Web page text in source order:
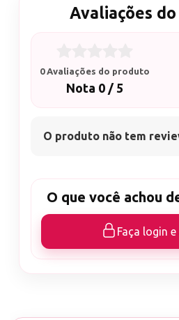
Avaliações
0 Avaliações do produto
Nota 0 / 5
O produto não tem
O que você achou
Faça login e